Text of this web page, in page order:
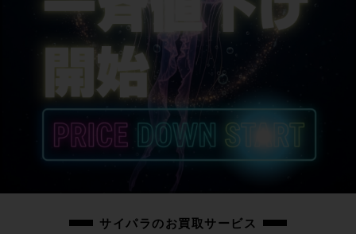
prologo DIMENSION R2
中古：B（使用感少な目/小キズ、ヨゴレ少々）
こちらの自転車は以下の確認を行っております。
変速：正常に動作します。
ブレーキ：正常に動作します。
その他フレームやパーツに小キズやスレキズ、薄い汚れはありますが、全体的
サイパラのお買取サービス